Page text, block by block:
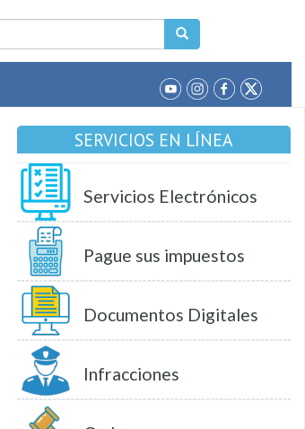
SERVICIOS EN LÍNEA
Servicios Electrónicos
Pague sus impuestos
Documentos Digitales
Infracciones